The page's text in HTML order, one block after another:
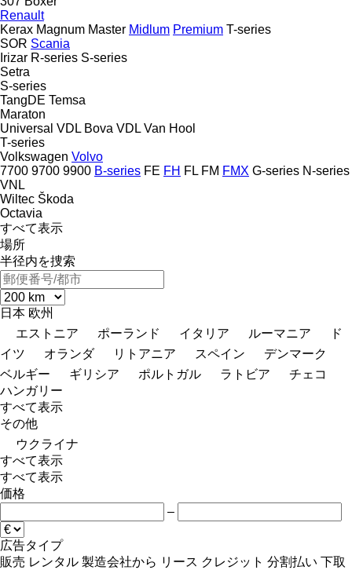
Renault
Kerax Magnum Master Midlum Premium T-series
SOR Scania
Irizar R-series S-series
Setra
S-series
TangDE Temsa
Maraton
Universal VDL Bova VDL Van Hool
T-series
Volkswagen Volvo
7700 9700 9900 B-series FE FH FL FM FMX G-series N-series
VNL
Wiltec Škoda
Octavia
すべて表示
場所
半径内を捜索
日本 欧州
エストニア
ポーランド イタリア ルーマニア
ド
イツ
オランダ リトアニア スペイン
デンマーク
ベルギー
ギリシア ポルトガル ラトビア
チェコ
ハンガリー
すべて表示
その他
ウクライナ
すべて表示
すべて表示
価格
–
広告タイプ
販売 レンタル 製造会社から リース クレジット 分割払い 下取